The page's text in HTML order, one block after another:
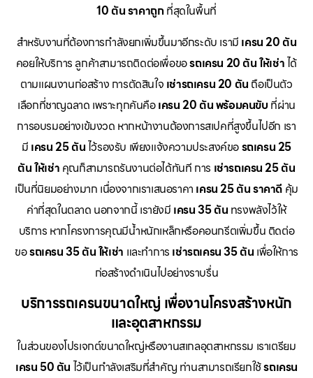
10 ตัน ราคาถูกที่สุดในพื้นที่
สำหรับงานที่ต้องการกำลังยกเพิ่มขึ้นมาอีกระดับ เรามี เครน 20 ตัน
คอยให้บริการ ลูกค้าสามารถติดต่อเพื่อขอรถเครน 20 ตัน ให้เช่าได้
ตามแผนงานก่อสร้าง การตัดสินใจ เช่ารถเครน 20 ตัน ถือเป็นตัว
เลือกที่ชาญฉลาด เพราะทุกคันคือเครน 20 ตัน พร้อมคนขับ ที่ผ่าน
การอบรมอย่างเข้มงวด หากหน้างานต้องการสเปคที่สูงขึ้นไปอีก เรา
มี เครน 25 ตันไว้รองรับ เพียงแจ้งความประสงค์ขอรถเครน 25
ตัน ให้เช่า คุณก็สามารถรันงานต่อได้ทันที การ เช่ารถเครน 25 ตัน
เป็นที่นิยมอย่างมาก เนื่องจากเราเสนอราคา เครน 25 ตัน ราคาดี คุ้ม
ค่าที่สุดในตลาด นอกจากนี้ เรายังมี เครน 35 ตัน ทรงพลังไว้ให้
บริการ หากโครงการคุณมีน้ำหนักเหล็กหรือคอนกรีตเพิ่มขึ้น ติดต่อ
ขอรถเครน 35 ตัน ให้เช่า และทำการ เช่ารถเครน 35 ตัน เพื่อให้การ
ก่อสร้างดำเนินไปอย่างราบรื่น
บริการรถเครนขนาดใหญ่ เพื่องานโครงสร้างหนัก
และอุตสาหกรรม
ในส่วนของโปรเจกต์ขนาดใหญ่หรืองานสเกลอุตสาหกรรม เราเตรียม
เครน 50 ตัน ไว้เป็นกำลังเสริมที่สำคัญ ท่านสามารถเรียกใช้รถเครน